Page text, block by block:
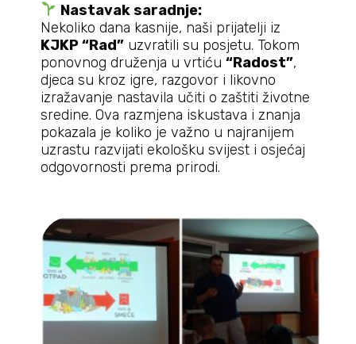
Nastavak saradnje:
Nekoliko dana kasnije, naši prijatelji iz
KJKP “Rad”uzvratili su posjetu. Tokom
ponovnog druženja u vrtiću “Radost”,
djeca su kroz igre, razgovor i likovno
izražavanje nastavila učiti o zaštiti životne
sredine. Ova razmjena iskustava i znanja
pokazala je koliko je važno u najranijem
uzrastu razvijati ekološku svijest i osjećaj
odgovornosti prema prirodi.